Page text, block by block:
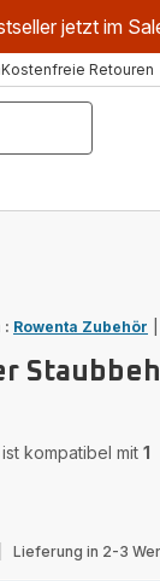
jetzt im
Kostenfreie Retouren
: Rowenta Zubehör
kompatibel mit 1
Lieferung in 2-3